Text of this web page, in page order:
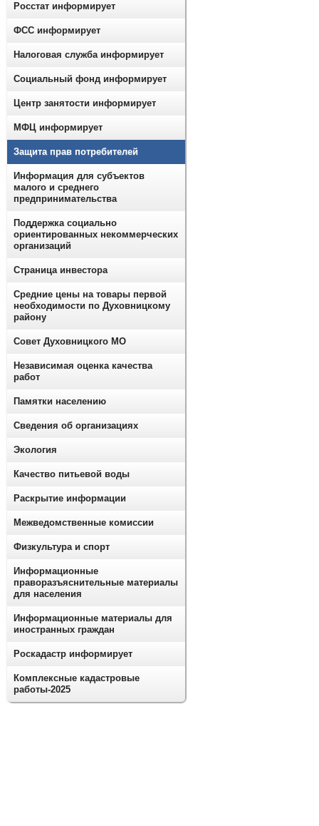
Росстат информирует
ФСС информирует
Налоговая служба информирует
Социальный фонд информирует
Центр занятости информирует
МФЦ информирует
Защита прав потребителей
Информация для субъектов
малого и среднего
предпринимательства
Поддержка социально
ориентированных некоммерческих
организаций
Страница инвестора
Средние цены на товары первой
необходимости по Духовницкому
району
Совет Духовницкого МО
Независимая оценка качества
работ
Памятки населению
Сведения об организациях
Экология
Качество питьевой воды
Раскрытие информации
Межведомственные комиссии
Физкультура и спорт
Информационные
праворазъяснительные материалы
для населения
Информационные материалы для
иностранных граждан
Роскадастр информирует
Комплексные кадастровые
работы-2025